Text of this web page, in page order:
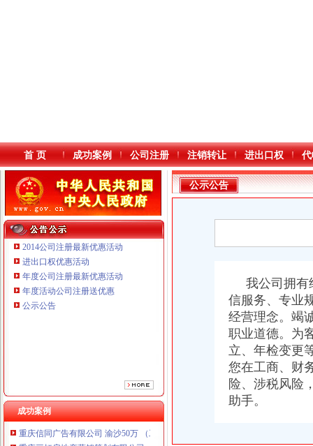
本站导航
首 页 成功案例 公司注册 注销转让 进出口权
2014公司注册最新优惠活动
进出口权优惠活动
年度公司注册最新优惠活动
年度活动公司注册送优惠
公示公告
成功案例
重庆鸽牌电线电缆有限公司 渝北10010万 (进出口权)
重庆傲志众达投资咨询有限责任公司 渝九1000万 （增资）
重庆星竣贸易有限责任公司 渝中100万 （进出口权）
重庆海谛升进出口贸易有限公司 渝北100万 （进出口权）
重庆奕欣锦诚商贸有限公司 渝九50万 （工商注册）
重庆信同广告有限公司 渝沙50万 （工商注册）
重庆三虹房地产营销策划有限公司
公示公告
我公司拥有
信服务、专业
经营理念。竭
职业道德。为
立、年检变更
您在工商、财
险、涉税风险
助手。